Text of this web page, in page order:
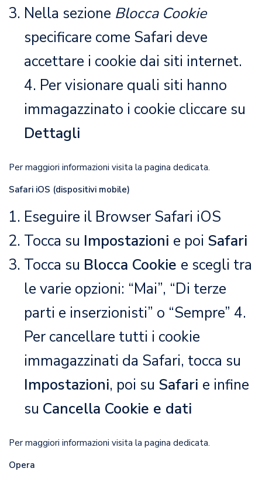
Nella sezione Blocca Cookie
specificare come Safari deve
accettare i cookie dai siti internet.
4. Per visionare quali siti hanno
immagazzinato i cookie cliccare su
Dettagli
Per maggiori informazioni visita la pagina dedicata.
Safari iOS (dispositivi mobile)
Eseguire il Browser Safari iOS
Tocca su Impostazioni e poi Safari
Tocca su Blocca Cookie e scegli tra
le varie opzioni: “Mai”, “Di terze
parti e inserzionisti” o “Sempre” 4.
Per cancellare tutti i cookie
immagazzinati da Safari, tocca su
Impostazioni, poi su Safari e infine
su Cancella Cookie e dati
Per maggiori informazioni visita la pagina dedicata.
Opera